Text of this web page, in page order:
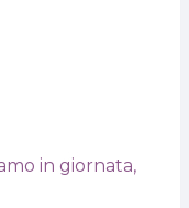
in giornata,